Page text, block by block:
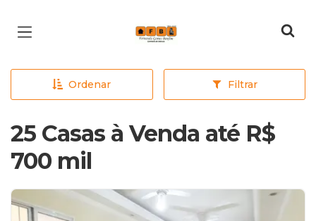
Página inicial
Ordenar Filtrar
25 Casas à Venda até R$
700 mil